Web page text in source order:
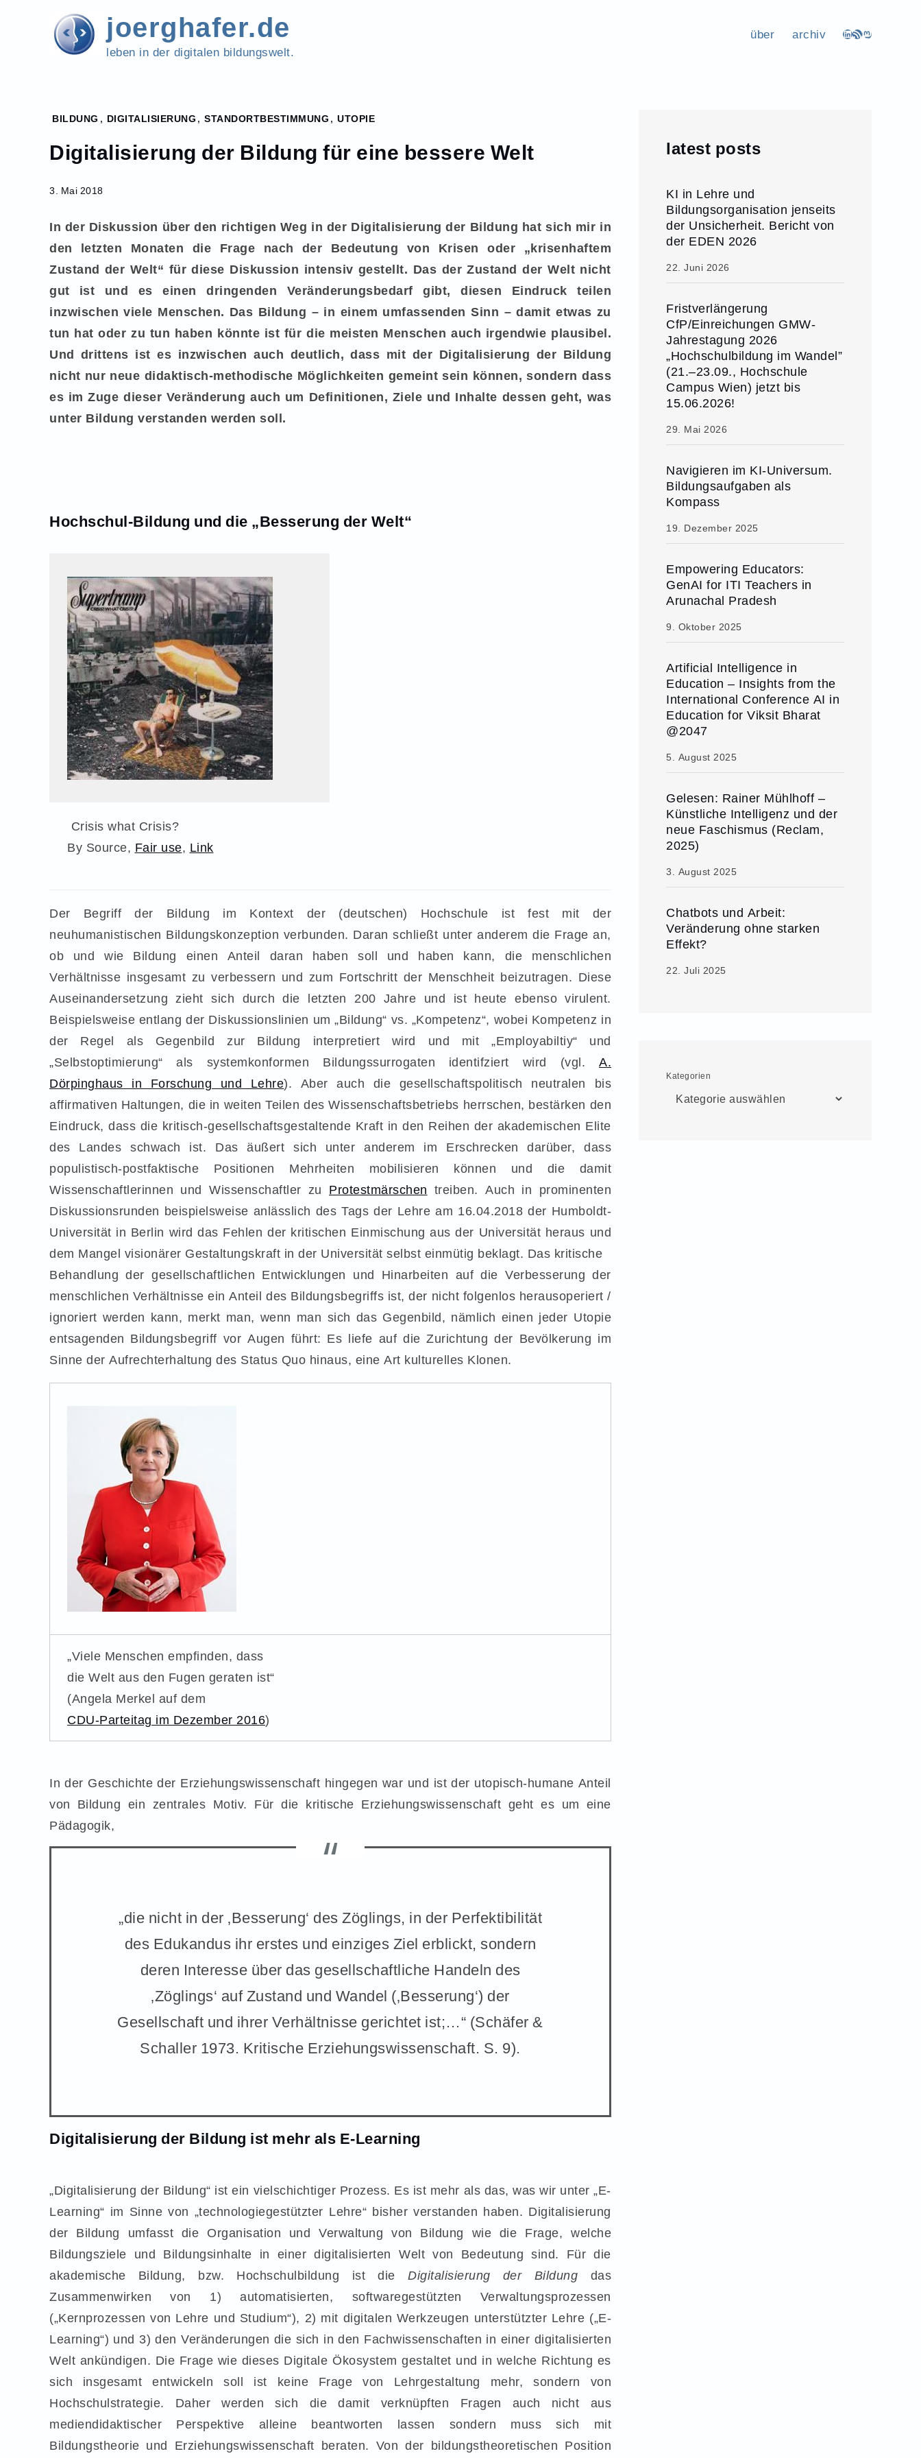
joerghafer.de
leben in der digitalen bildungswelt.
über archiv LinkedIn
RSS-FeedMastodon
Home
Mai
Digitalisierung
für eine
bessere Welt
BILDUNG , DIGITALISIERUNG , STANDORTBESTIMMUNG , UTOPIE
Digitalisierung der Bildung für eine bessere Welt
3. Mai 2018
In der Diskussion über den richtigen Weg in der Digitalisierung der Bildung hat sich mir in
den letzten Monaten die Frage nach der Bedeutung von Krisen oder „krisenhaftem
Zustand der Welt“ für diese Diskussion intensiv gestellt. Das der Zustand der Welt nicht
gut ist und es einen dringenden Veränderungsbedarf gibt, diesen Eindruck teilen
inzwischen viele Menschen. Das Bildung – in einem umfassenden Sinn – damit etwas zu
tun hat oder zu tun haben könnte ist für die meisten Menschen auch irgendwie plausibel.
Und drittens ist es inzwischen auch deutlich, dass mit der Digitalisierung der Bildung
nicht nur neue didaktisch-methodische Möglichkeiten gemeint sein können, sondern dass
es im Zuge dieser Veränderung auch um Definitionen, Ziele und Inhalte dessen geht, was
unter Bildung verstanden werden soll.
Hochschul-Bildung und die „Besserung der Welt“
Crisis what Crisis?
By Source, Fair use, Link
Der Begriff der Bildung im Kontext der (deutschen) Hochschule ist fest mit der
neuhumanistischen Bildungskonzeption verbunden. Daran schließt unter anderem die Frage an,
ob und wie Bildung einen Anteil daran haben soll und haben kann, die menschlichen
Verhältnisse insgesamt zu verbessern und zum Fortschritt der Menschheit beizutragen. Diese
Auseinandersetzung zieht sich durch die letzten 200 Jahre und ist heute ebenso virulent.
Beispielsweise entlang der Diskussionslinien um „Bildung“ vs. „Kompetenz“, wobei Kompetenz in
der Regel als Gegenbild zur Bildung interpretiert wird und mit „Employabiltiy“ und
„Selbstoptimierung“ als systemkonformen Bildungssurrogaten identifziert wird (vgl. A.
Dörpinghaus in Forschung und Lehre). Aber auch die gesellschaftspolitisch neutralen bis
affirmativen Haltungen, die in weiten Teilen des Wissenschaftsbetriebs herrschen, bestärken den
Eindruck, dass die kritisch-gesellschaftsgestaltende Kraft in den Reihen der akademischen Elite
des Landes schwach ist. Das äußert sich unter anderem im Erschrecken darüber, dass
populistisch-postfaktische Positionen Mehrheiten mobilisieren können und die damit
Wissenschaftlerinnen und Wissenschaftler zu Protestmärschen treiben. Auch in prominenten
Diskussionsrunden beispielsweise anlässlich des Tags der Lehre am 16.04.2018 der Humboldt-
Universität in Berlin wird das Fehlen der kritischen Einmischung aus der Universität heraus und
dem Mangel visionärer Gestaltungskraft in der Universität selbst einmütig beklagt. Das kritische
Behandlung der gesellschaftlichen Entwicklungen und Hinarbeiten auf die Verbesserung der
menschlichen Verhältnisse ein Anteil des Bildungsbegriffs ist, der nicht folgenlos herausoperiert /
ignoriert werden kann, merkt man, wenn man sich das Gegenbild, nämlich einen jeder Utopie
entsagenden Bildungsbegriff vor Augen führt: Es liefe auf die Zurichtung der Bevölkerung im
Sinne der Aufrechterhaltung des Status Quo hinaus, eine Art kulturelles Klonen.
„Viele Menschen empfinden, dass
die Welt aus den Fugen geraten ist“
(Angela Merkel auf dem
CDU-Parteitag im Dezember 2016)
In der Geschichte der Erziehungswissenschaft hingegen war und ist der utopisch-humane Anteil
von Bildung ein zentrales Motiv. Für die kritische Erziehungswissenschaft geht es um eine
Pädagogik,
„die nicht in der ‚Besserung‘ des Zöglings, in der Perfektibilität
des Edukandus ihr erstes und einziges Ziel erblickt, sondern
deren Interesse über das gesellschaftliche Handeln des
‚Zöglings‘ auf Zustand und Wandel (‚Besserung‘) der
Gesellschaft und ihrer Verhältnisse gerichtet ist;…“ (Schäfer &
Schaller 1973. Kritische Erziehungswissenschaft. S. 9).
Digitalisierung der Bildung ist mehr als E-Learning
„Digitalisierung der Bildung“ ist ein vielschichtiger Prozess. Es ist mehr als das, was wir unter „E-
Learning“ im Sinne von „technologiegestützter Lehre“ bisher verstanden haben. Digitalisierung
der Bildung umfasst die Organisation und Verwaltung von Bildung wie die Frage, welche
Bildungsziele und Bildungsinhalte in einer digitalisierten Welt von Bedeutung sind. Für die
akademische Bildung, bzw. Hochschulbildung ist dieDigitalisierung der Bildung das
Zusammenwirken von 1) automatisierten, softwaregestützten Verwaltungsprozessen
(„Kernprozessen von Lehre und Studium“), 2) mit digitalen Werkzeugen unterstützter Lehre („E-
Learning“) und 3) den Veränderungen die sich in den Fachwissenschaften in einer digitalisierten
Welt ankündigen. Die Frage wie dieses Digitale Ökosystem gestaltet und in welche Richtung es
sich insgesamt entwickeln soll ist keine Frage von Lehrgestaltung mehr, sondern von
Hochschulstrategie. Daher werden sich die damit verknüpften Fragen auch nicht aus
mediendidaktischer Perspektive alleine beantworten lassen sondern muss sich mit
Bildungstheorie und Erziehungswissenschaft beraten. Von der bildungstheoretischen Position
latest posts
KI in Lehre und
Bildungsorganisation jenseits
der Unsicherheit. Bericht von
der EDEN 2026
22. Juni 2026
Fristverlängerung
CfP/Einreichungen GMW-
Jahrestagung 2026
„Hochschulbildung im Wandel”
(21.–23.09., Hochschule
Campus Wien) jetzt bis
15.06.2026!
29. Mai 2026
Navigieren im KI-Universum.
Bildungsaufgaben als
Kompass
19. Dezember 2025
Empowering Educators:
GenAI for ITI Teachers in
Arunachal Pradesh
9. Oktober 2025
Artificial Intelligence in
Education – Insights from the
International Conference AI in
Education for Viksit Bharat
@2047
5. August 2025
Gelesen: Rainer Mühlhoff –
Künstliche Intelligenz und der
neue Faschismus (Reclam,
2025)
3. August 2025
Chatbots und Arbeit:
Veränderung ohne starken
Effekt?
22. Juli 2025
Kategorien